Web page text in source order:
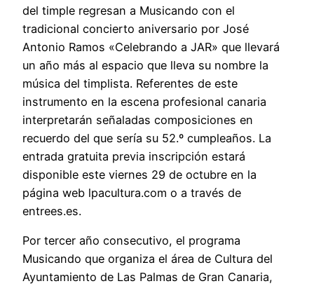
del timple regresan a Musicando con el
tradicional concierto aniversario por José
Antonio Ramos «Celebrando a JAR» que llevará
un año más al espacio que lleva su nombre la
música del timplista. Referentes de este
instrumento en la escena profesional canaria
interpretarán señaladas composiciones en
recuerdo del que sería su 52.º cumpleaños. La
entrada gratuita previa inscripción estará
disponible este viernes 29 de octubre en la
página web lpacultura.com o a través de
entrees.es.
Por tercer año consecutivo, el programa
Musicando que organiza el área de Cultura del
Ayuntamiento de Las Palmas de Gran Canaria,